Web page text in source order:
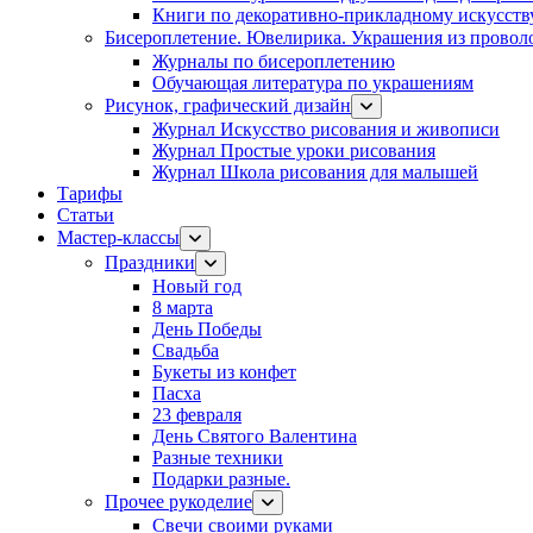
Книги по декоративно-прикладному
Бисероплетение. Ювелирика. Украшения из
Журналы по бисероплетению
Обучающая литература по украшениям
Рисунок, графический дизайн
Журнал Искусство рисования и живописи
Журнал Простые уроки рисования
Журнал Школа рисования для малышей
Тарифы
Статьи
Мастер-классы
Праздники
Новый год
8 марта
День Победы
Свадьба
Букеты из конфет
Пасха
23 февраля
День Святого Валентина
Разные техники
Подарки разные.
Прочее рукоделие
Свечи своими руками